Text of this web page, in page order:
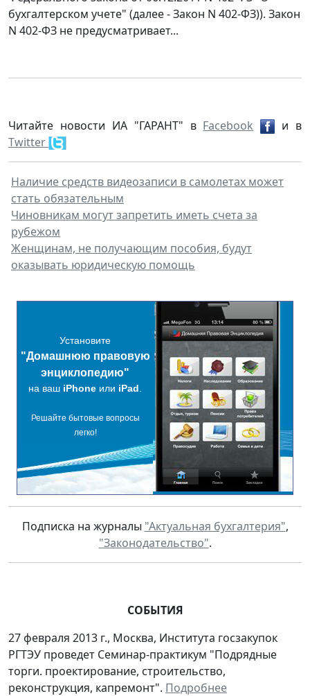
бухгалтерском учете" (далее - Закон N 402-ФЗ)). Закон
N 402-ФЗ не предусматривает...
Читайте новости ИА "ГАРАНТ" в Facebook
и в
Twitter
Наличие средств видеозаписи в самолетах может
стать обязательным
Чиновникам могут запретить иметь счета за
рубежом
Женщинам, не получающим пособия, будут
оказывать юридическую помощь
Установите
"Домашнюю правовую
энциклопедию"
на ваш iPhone или iPad
Решайте бытовые вопросы
легко!
Подписка на журналы "Актуальная бухгалтерия",
"Законодательство".
СОБЫТИЯ
27 февраля 2013 г., Москва, Института госзакупок
РГТЭУ проведет Семинар-практикум "Подрядные
торги. проектирование, строительство,
реконструкция, капремонт". Подробнее